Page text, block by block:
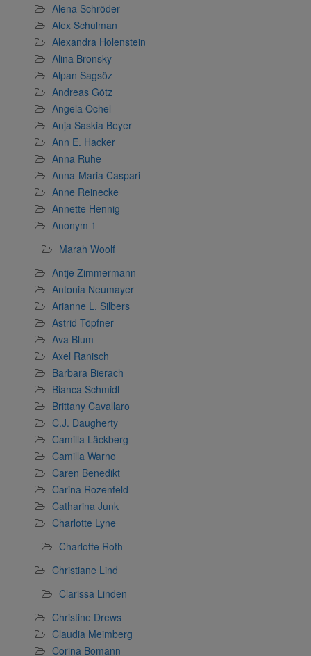
Alena Schröder
Alex Schulman
Alexandra Holenstein
Alina Bronsky
Alpan Sagsöz
Andreas Götz
Angela Ochel
Anja Saskia Beyer
Ann E. Hacker
Anna Ruhe
Anna-Maria Caspari
Anne Reinecke
Annette Hennig
Anonym 1
Marah Woolf
Antje Zimmermann
Antonia Neumayer
Arianne L. Silbers
Astrid Töpfner
Ava Blum
Axel Ranisch
Barbara Bierach
Bianca Schmidl
Brittany Cavallaro
C.J. Daugherty
Camilla Läckberg
Camilla Warno
Caren Benedikt
Carina Rozenfeld
Catharina Junk
Charlotte Lyne
Charlotte Roth
Christiane Lind
Clarissa Linden
Christine Drews
Claudia Meimberg
Corina Bomann